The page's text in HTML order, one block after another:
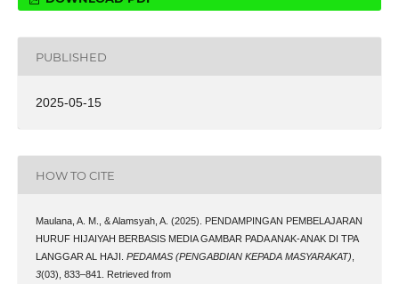
PUBLISHED
2025-05-15
HOW TO CITE
Maulana, A. M., & Alamsyah, A. (2025). PENDAMPINGAN PEMBELAJARAN
HURUF HIJAIYAH BERBASIS MEDIA GAMBAR PADA ANAK-ANAK DI TPA
LANGGAR AL HAJI. PEDAMAS (PENGABDIAN KEPADA MASYARAKAT)
3(03), 833–841. Retrieved from